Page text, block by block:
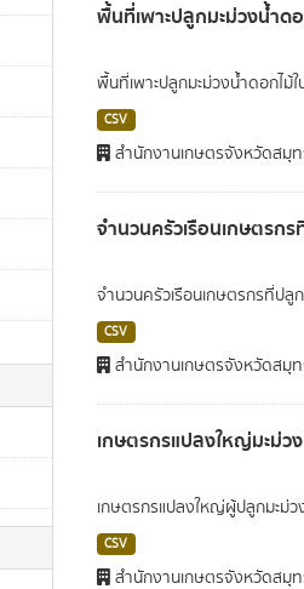
พื้นที่เพาะปลูกมะม่วงน้ำด
พื้นที่เพาะปลูกมะม่วงน้ำดอกไม้
CSV
สำนักงานเกษตรจังหวัดสมุท
จำนวนครัวเรือนเกษตรก
จำนวนครัวเรือนเกษตรกรที่ป
CSV
สำนักงานเกษตรจังหวัดสมุท
เกษตรกรแปลงใหญ่มะม่ว
เกษตรกรแปลงใหญ่ผู้ปลูกมะม่
CSV
สำนักงานเกษตรจังหวัดสมุท